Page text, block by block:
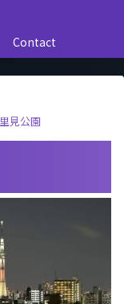
Contact
里見公園